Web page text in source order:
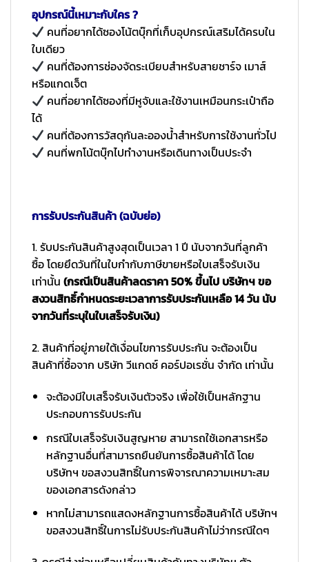
อุปกรณ์นี้เหมาะกับใคร ?
คนที่อยากได้ซองโน้ตบุ๊กที่เก็บอุปกรณ์เสริมได้ครบใน
ใบเดียว
คนที่ต้องการช่องจัดระเบียบสำหรับสายชาร์จ เมาส์
หรือแกดเจ็ต
คนที่อยากได้ซองที่มีหูจับและใช้งานเหมือนกระเป๋าถือ
ได้
คนที่ต้องการวัสดุกันละอองน้ำสำหรับการใช้งานทั่วไป
คนที่พกโน้ตบุ๊กไปทำงานหรือเดินทางเป็นประจำ
การรับประกันสินค้า (ฉบับย่อ)
1. รับประกันสินค้าสูงสุดเป็นเวลา 1 ปี นับจากวันที่ลูกค้า
ซื้อ โดยยึดวันที่ในใบกำกับภาษีขายหรือใบเสร็จรับเงิน
เท่านั้น (กรณีเป็นสินค้าลดราคา 50% ขึ้นไป บริษัทฯ ขอ
สงวนสิทธิ์กำหนดระยะเวลาการรับประกันเหลือ 14 วัน นับ
จากวันที่ระบุในใบเสร็จรับเงิน)
2. สินค้าที่อยู่ภายใต้เงื่อนไขการรับประกัน จะต้องเป็น
สินค้าที่ซื้อจาก บริษัท วีแกดซ์ คอร์ปอเรชั่น จำกัด เท่านั้น
จะต้องมีใบเสร็จรับเงินตัวจริง เพื่อใช้เป็นหลักฐาน
ประกอบการรับประกัน
กรณีใบเสร็จรับเงินสูญหาย สามารถใช้เอกสารหรือ
หลักฐานอื่นที่สามารถยืนยันการซื้อสินค้าได้ โดย
บริษัทฯ ขอสงวนสิทธิ์ในการพิจารณาความเหมาะสม
ของเอกสารดังกล่าว
หากไม่สามารถแสดงหลักฐานการซื้อสินค้าได้ บริษัทฯ
ขอสงวนสิทธิ์ในการไม่รับประกันสินค้าไม่ว่ากรณีใดๆ